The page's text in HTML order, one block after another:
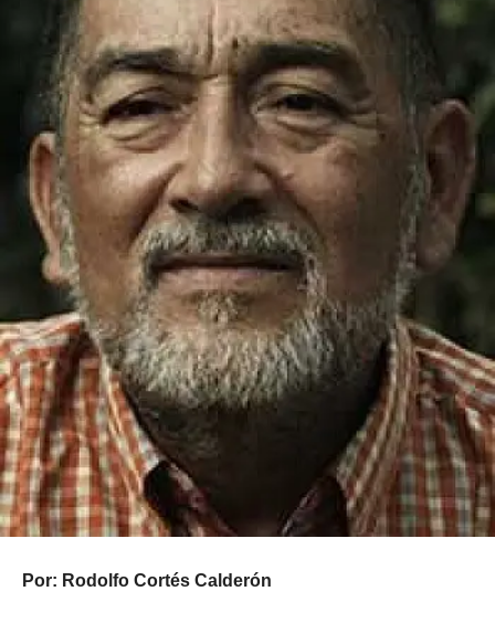
Por: Rodolfo Cortés Calderón